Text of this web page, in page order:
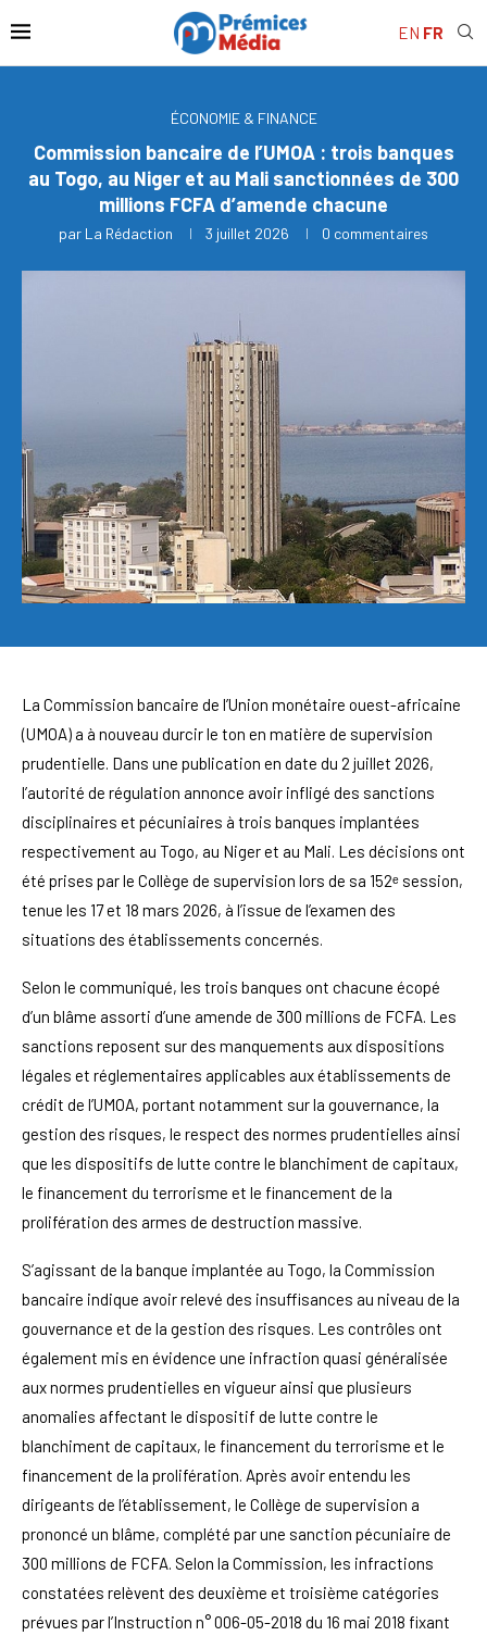
EN FR
ÉCONOMIE & FINANCE
Commission bancaire de l’UMOA : trois banques
au Togo, au Niger et au Mali sanctionnées de 300
millions FCFA d’amende chacune
par La Rédaction 3 juillet 2026 0 commentaires
La Commission bancaire de l’Union monétaire ouest-africaine
(UMOA) a à nouveau durcir le ton en matière de supervision
prudentielle. Dans une publication en date du 2 juillet 2026,
l’autorité de régulation annonce avoir infligé des sanctions
disciplinaires et pécuniaires à trois banques implantées
respectivement au Togo, au Niger et au Mali. Les décisions ont
été prises par le Collège de supervision lors de sa 152ᵉ session,
tenue les 17 et 18 mars 2026, à l’issue de l’examen des
situations des établissements concernés.
Selon le communiqué, les trois banques ont chacune écopé
d’un blâme assorti d’une amende de 300 millions de FCFA. Les
sanctions reposent sur des manquements aux dispositions
légales et réglementaires applicables aux établissements de
crédit de l’UMOA, portant notamment sur la gouvernance, la
gestion des risques, le respect des normes prudentielles ainsi
que les dispositifs de lutte contre le blanchiment de capitaux,
le financement du terrorisme et le financement de la
prolifération des armes de destruction massive.
S’agissant de la banque implantée au Togo, la Commission
bancaire indique avoir relevé des insuffisances au niveau de la
gouvernance et de la gestion des risques. Les contrôles ont
également mis en évidence une infraction quasi généralisée
aux normes prudentielles en vigueur ainsi que plusieurs
anomalies affectant le dispositif de lutte contre le
blanchiment de capitaux, le financement du terrorisme et le
financement de la prolifération. Après avoir entendu les
dirigeants de l’établissement, le Collège de supervision a
prononcé un blâme, complété par une sanction pécuniaire de
300 millions de FCFA. Selon la Commission, les infractions
constatées relèvent des deuxième et troisième catégories
prévues par l’Instruction n° 006-05-2018 du 16 mai 2018 fixant